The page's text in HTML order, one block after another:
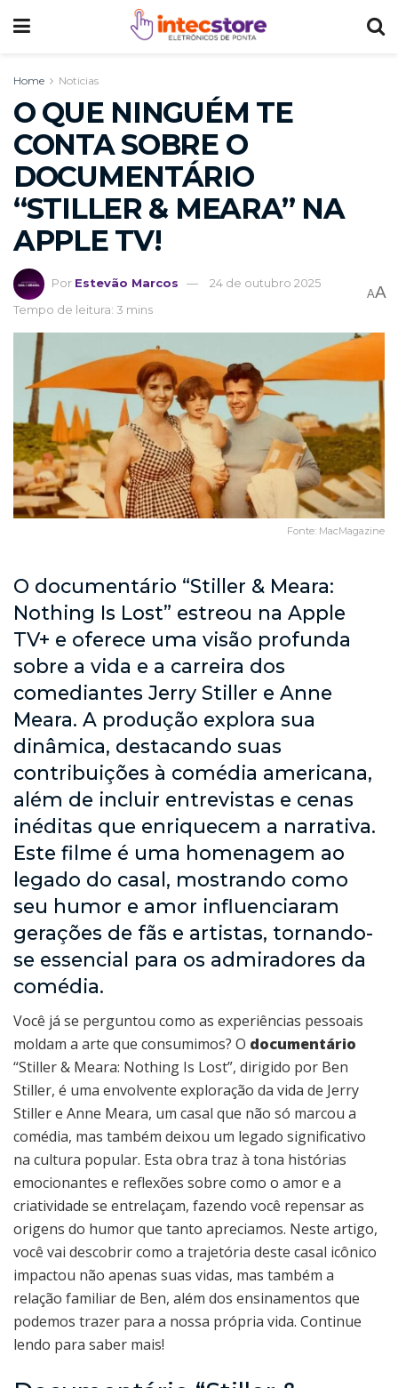
Home Noticias
O QUE NINGUÉM TE
CONTA SOBRE O
DOCUMENTÁRIO
“STILLER & MEARA” NA
APPLE TV!
Por Estevão Marcos
24 de outubro 2025
Tempo de leitura: 3 mins
AA
Fonte: MacMagazine
O documentário “Stiller & Meara:
Nothing Is Lost” estreou na Apple
TV+ e oferece uma visão profunda
sobre a vida e a carreira dos
comediantes Jerry Stiller e Anne
Meara. A produção explora sua
dinâmica, destacando suas
contribuições à comédia americana,
além de incluir entrevistas e cenas
inéditas que enriquecem a narrativa.
Este filme é uma homenagem ao
legado do casal, mostrando como
seu humor e amor influenciaram
gerações de fãs e artistas, tornando-
se essencial para os admiradores da
comédia.
Você já se perguntou como as experiências pessoais
moldam a arte que consumimos? O documentário
“Stiller & Meara: Nothing Is Lost”, dirigido por Ben
Stiller, é uma envolvente exploração da vida de Jerry
Stiller e Anne Meara, um casal que não só marcou a
comédia, mas também deixou um legado significativo
na cultura popular. Esta obra traz à tona histórias
emocionantes e reflexões sobre como o amor e a
criatividade se entrelaçam, fazendo você repensar as
origens do humor que tanto apreciamos. Neste artigo,
você vai descobrir como a trajetória deste casal icônico
impactou não apenas suas vidas, mas também a
relação familiar de Ben, além dos ensinamentos que
podemos trazer para a nossa própria vida. Continue
lendo para saber mais!